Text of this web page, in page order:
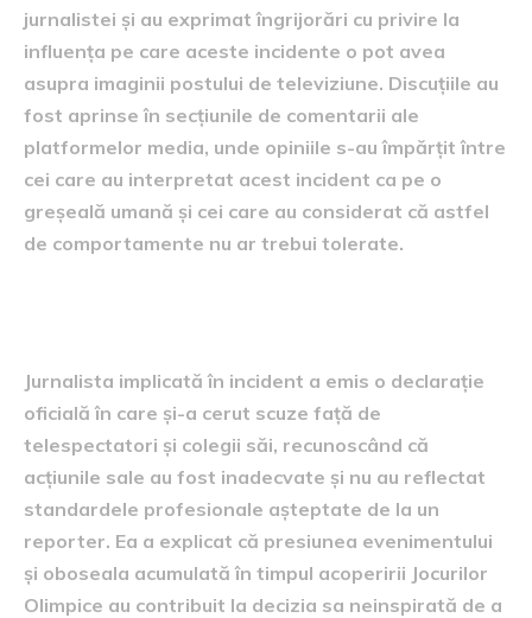
jurnalistei și au exprimat îngrijorări cu privire la
influența pe care aceste incidente o pot avea
asupra imaginii postului de televiziune. Discuțiile au
fost aprinse în secțiunile de comentarii ale
platformelor media, unde opiniile s-au împărțit între
cei care au interpretat acest incident ca pe o
greșeală umană și cei care au considerat că astfel
de comportamente nu ar trebui tolerate.
Jurnalista implicată în incident a emis o declarație
oficială în care și-a cerut scuze față de
telespectatori și colegii săi, recunoscând că
acțiunile sale au fost inadecvate și nu au reflectat
standardele profesionale așteptate de la un
reporter. Ea a explicat că presiunea evenimentului
și oboseala acumulată în timpul acoperirii Jocurilor
Olimpice au contribuit la decizia sa neinspirată de a